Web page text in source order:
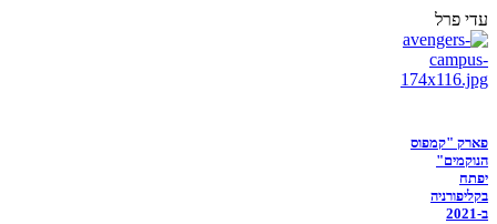
עדי פרל
פארק "קמפוס
הנוקמים"
יפתח
בקליפורניה
ב-2021